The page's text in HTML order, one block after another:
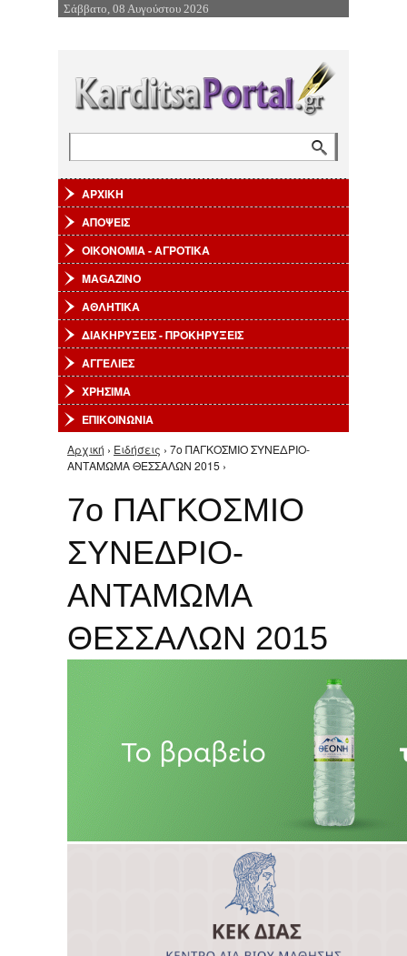
Επιστροφή στην Πλοήγηση
Σάββατο, 08 Αυγούστου 2026
ΑΡΧΙΚΗ
ΑΠΟΨΕΙΣ
ΟΙΚΟΝΟΜΙΑ - ΑΓΡΟΤΙΚΑ
MAGAZINO
ΑΘΛΗΤΙΚΑ
ΔΙΑΚΗΡΥΞΕΙΣ - ΠΡΟΚΗΡΥΞΕΙΣ
ΑΓΓΕΛΙΕΣ
ΧΡΗΣΙΜΑ
ΕΠΙΚΟΙΝΩΝΙΑ
Είστε εδώ
Αρχική › Ειδήσεις › 7ο ΠΑΓΚΟΣΜΙΟ ΣΥΝΕΔΡΙΟ-
ΑΝΤΑΜΩΜΑ ΘΕΣΣΑΛΩΝ 2015 ›
7ο ΠΑΓΚΟΣΜΙΟ
ΣΥΝΕΔΡΙΟ-
ΑΝΤΑΜΩΜΑ
ΘΕΣΣΑΛΩΝ 2015